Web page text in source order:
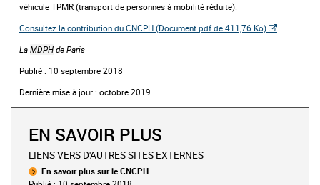
véhicule TPMR (transport de personnes à mobilité réduite).
Consultez la contribution du CNCPH (Document pdf de 411,76 Ko)
La MDPH de Paris
Publié : 10 septembre 2018
Dernière mise à jour : octobre 2019
EN SAVOIR PLUS
LIENS VERS D'AUTRES SITES EXTERNES
En savoir plus sur le CNCPH